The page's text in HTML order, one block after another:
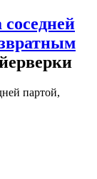
партой,